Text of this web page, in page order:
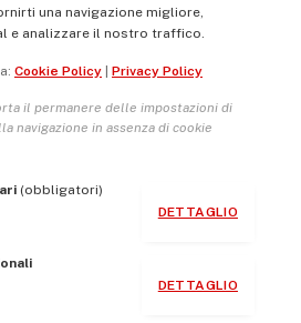
una navigazione migliore,
e analizzare il nostro traffico.
Cookie Policy Privacy Policy
il permanere delle impostazioni di
navigazione in assenza di cookie
(obbligatori)
DETTAGLIO
DETTAGLIO